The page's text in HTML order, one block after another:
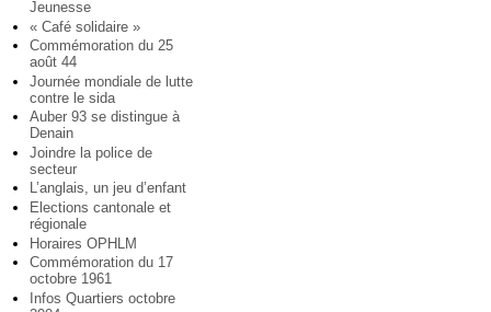
Jeunesse
« Café solidaire »
Commémoration du 25
août 44
Journée mondiale de lutte
contre le sida
Auber 93 se distingue à
Denain
Joindre la police de
secteur
L’anglais, un jeu d’enfant
Elections cantonale et
régionale
Horaires OPHLM
Commémoration du 17
octobre 1961
Infos Quartiers octobre